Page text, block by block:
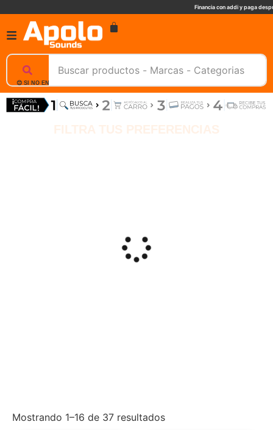
Financia con addi y paga
😊 SI NO ENCUENTRAS UN PRODUCTO, NOSOTROS TE AYUDAMOS, ESCRIBENOS. 📲
FILTRA TUS PREFERENCIAS
Mostrando 1–16 de 37 resultados